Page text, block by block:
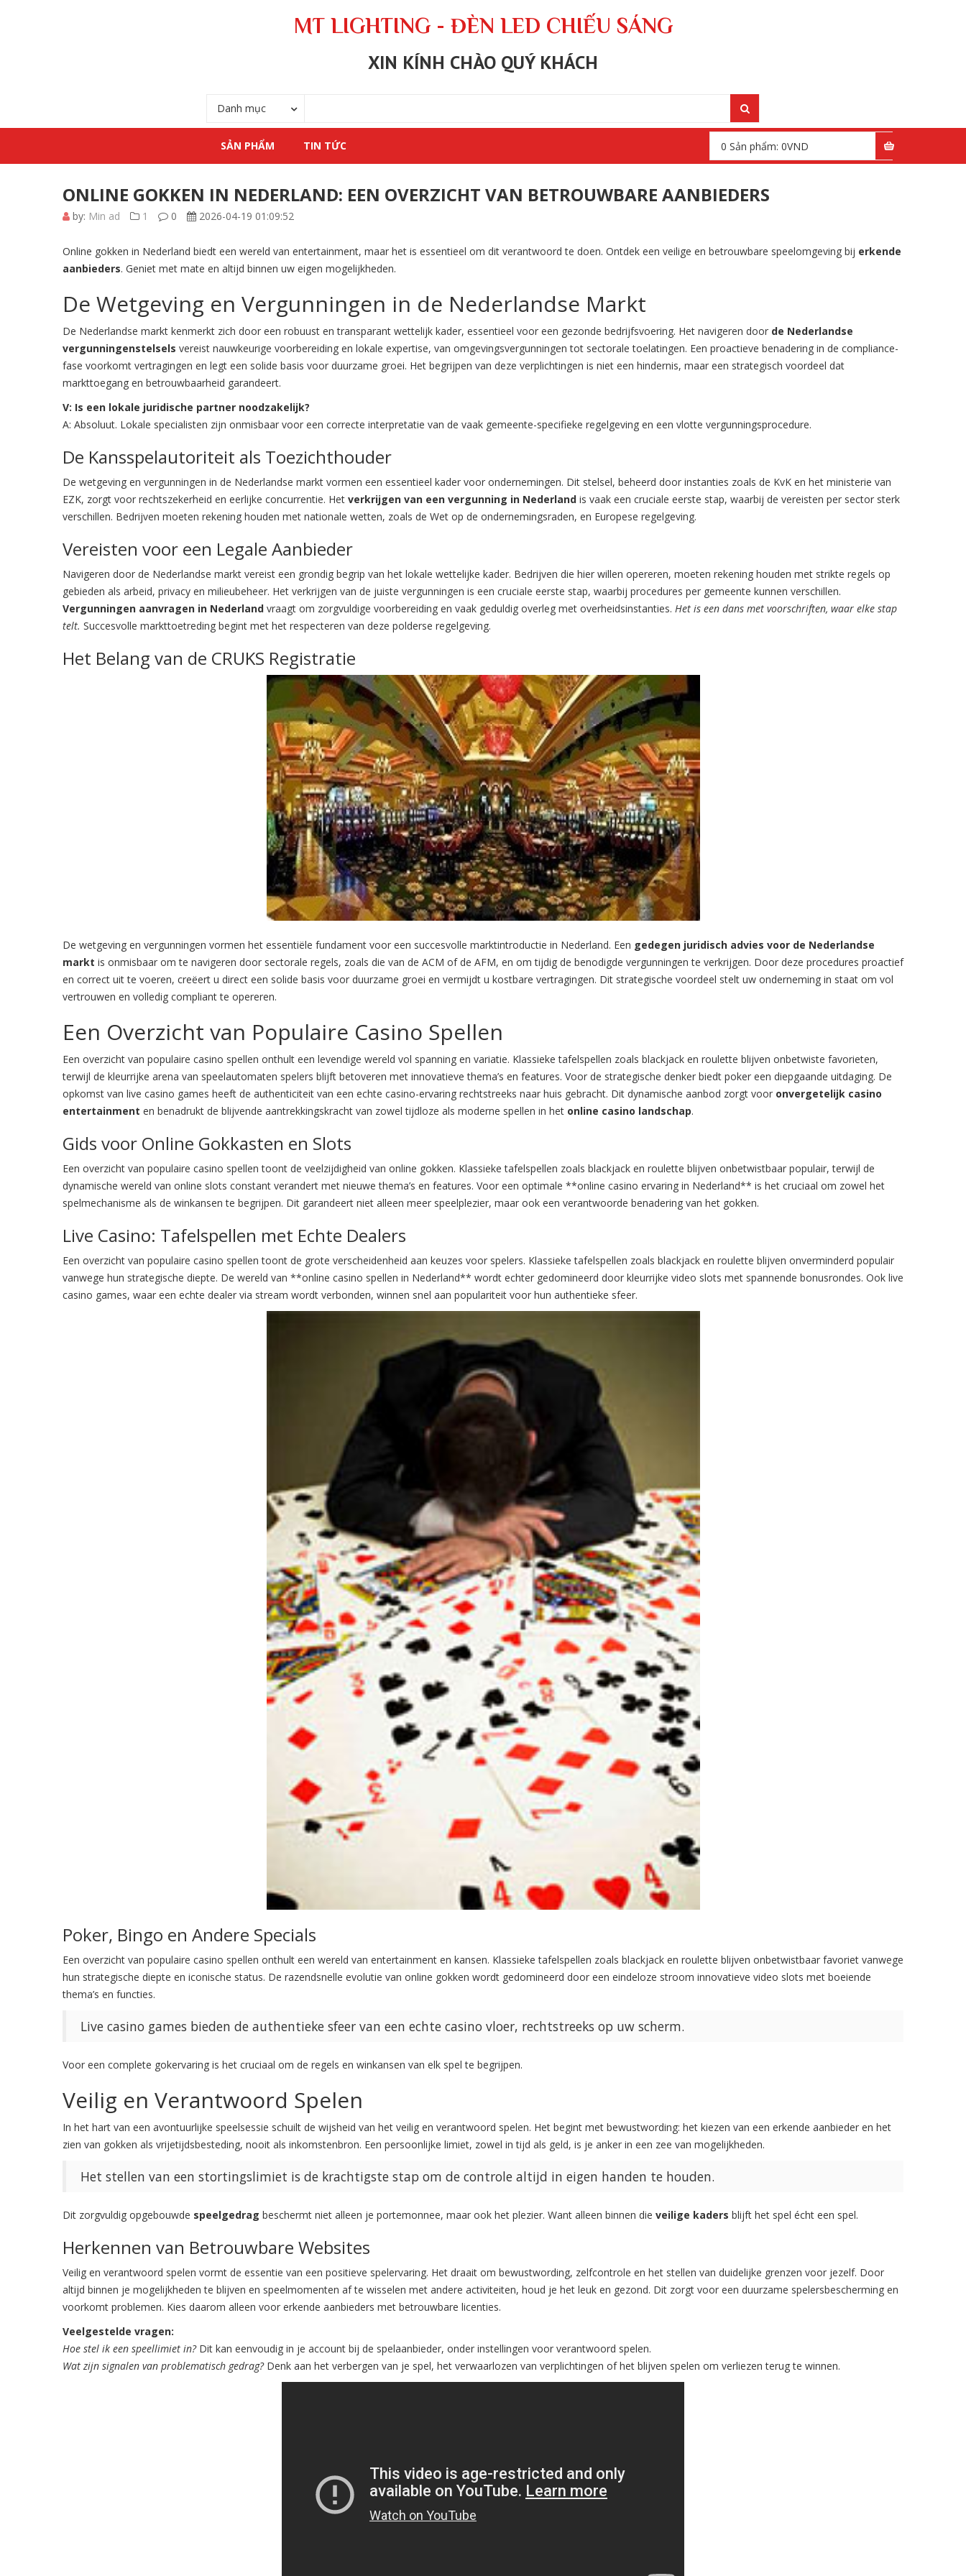
MT LIGHTING - ĐÈN LED CHIẾU SÁNG
XIN KÍNH CHÀO QUÝ KHÁCH
Danh mục
SẢN PHẨM TIN TỨC 0 Sản phẩm: 0VND
ONLINE GOKKEN IN NEDERLAND: EEN OVERZICHT VAN BETROUWBARE AANBIEDERS
by: Min ad 1 0 2026-04-19 01:09:52
Online gokken in Nederland biedt een wereld van entertainment, maar het is essentieel om dit verantwoord te doen. Ontdek een veilige en betrouwbare speelomgeving bij erkende
aanbieders. Geniet met mate en altijd binnen uw eigen mogelijkheden.
De Wetgeving en Vergunningen in de Nederlandse Markt
De Nederlandse markt kenmerkt zich door een robuust en transparant wettelijk kader, essentieel voor een gezonde bedrijfsvoering. Het navigeren door de Nederlandse
vergunningenstelsels vereist nauwkeurige voorbereiding en lokale expertise, van omgevingsvergunningen tot sectorale toelatingen. Een proactieve benadering in de compliance-
fase voorkomt vertragingen en legt een solide basis voor duurzame groei. Het begrijpen van deze verplichtingen is niet een hindernis, maar een strategisch voordeel dat
markttoegang en betrouwbaarheid garandeert.
V: Is een lokale juridische partner noodzakelijk?
A: Absoluut. Lokale specialisten zijn onmisbaar voor een correcte interpretatie van de vaak gemeente-specifieke regelgeving en een vlotte vergunningsprocedure.
De Kansspelautoriteit als Toezichthouder
De wetgeving en vergunningen in de Nederlandse markt vormen een essentieel kader voor ondernemingen. Dit stelsel, beheerd door instanties zoals de KvK en het ministerie van
EZK, zorgt voor rechtszekerheid en eerlijke concurrentie. Het verkrijgen van een vergunning in Nederland is vaak een cruciale eerste stap, waarbij de vereisten per sector sterk
verschillen. Bedrijven moeten rekening houden met nationale wetten, zoals de Wet op de ondernemingsraden, en Europese regelgeving.
Vereisten voor een Legale Aanbieder
Navigeren door de Nederlandse markt vereist een grondig begrip van het lokale wettelijke kader. Bedrijven die hier willen opereren, moeten rekening houden met strikte regels op
gebieden als arbeid, privacy en milieubeheer. Het verkrijgen van de juiste vergunningen is een cruciale eerste stap, waarbij procedures per gemeente kunnen verschillen.
Vergunningen aanvragen in Nederland vraagt om zorgvuldige voorbereiding en vaak geduldig overleg met overheidsinstanties. Het is een dans met voorschriften, waar elke stap
telt. Succesvolle markttoetreding begint met het respecteren van deze polderse regelgeving.
Het Belang van de CRUKS Registratie
De wetgeving en vergunningen vormen het essentiële fundament voor een succesvolle marktintroductie in Nederland. Een gedegen juridisch advies voor de Nederlandse
markt is onmisbaar om te navigeren door sectorale regels, zoals die van de ACM of de AFM, en om tijdig de benodigde vergunningen te verkrijgen. Door deze procedures proactief
en correct uit te voeren, creëert u direct een solide basis voor duurzame groei en vermijdt u kostbare vertragingen. Dit strategische voordeel stelt uw onderneming in staat om vol
vertrouwen en volledig compliant te opereren.
Een Overzicht van Populaire Casino Spellen
Een overzicht van populaire casino spellen onthult een levendige wereld vol spanning en variatie. Klassieke tafelspellen zoals blackjack en roulette blijven onbetwiste favorieten,
terwijl de kleurrijke arena van speelautomaten spelers blijft betoveren met innovatieve thema’s en features. Voor de strategische denker biedt poker een diepgaande uitdaging. De
opkomst van live casino games heeft de authenticiteit van een echte casino-ervaring rechtstreeks naar huis gebracht. Dit dynamische aanbod zorgt voor onvergetelijk casino
entertainment en benadrukt de blijvende aantrekkingskracht van zowel tijdloze als moderne spellen in het online casino landschap.
Gids voor Online Gokkasten en Slots
Een overzicht van populaire casino spellen toont de veelzijdigheid van online gokken. Klassieke tafelspellen zoals blackjack en roulette blijven onbetwistbaar populair, terwijl de
dynamische wereld van online slots constant verandert met nieuwe thema’s en features. Voor een optimale **online casino ervaring in Nederland** is het cruciaal om zowel het
spelmechanisme als de winkansen te begrijpen. Dit garandeert niet alleen meer speelplezier, maar ook een verantwoorde benadering van het gokken.
Live Casino: Tafelspellen met Echte Dealers
Een overzicht van populaire casino spellen toont de grote verscheidenheid aan keuzes voor spelers. Klassieke tafelspellen zoals blackjack en roulette blijven onverminderd populair
vanwege hun strategische diepte. De wereld van **online casino spellen in Nederland** wordt echter gedomineerd door kleurrijke video slots met spannende bonusrondes. Ook live
casino games, waar een echte dealer via stream wordt verbonden, winnen snel aan populariteit voor hun authentieke sfeer.
Poker, Bingo en Andere Specials
Een overzicht van populaire casino spellen onthult een wereld van entertainment en kansen. Klassieke tafelspellen zoals blackjack en roulette blijven onbetwistbaar favoriet vanwege
hun strategische diepte en iconische status. De razendsnelle evolutie van online gokken wordt gedomineerd door een eindeloze stroom innovatieve video slots met boeiende
thema’s en functies.
Live casino games bieden de authentieke sfeer van een echte casino vloer, rechtstreeks op uw scherm.
Voor een complete gokervaring is het cruciaal om de regels en winkansen van elk spel te begrijpen.
Veilig en Verantwoord Spelen
In het hart van een avontuurlijke speelsessie schuilt de wijsheid van het veilig en verantwoord spelen. Het begint met bewustwording: het kiezen van een erkende aanbieder en het
zien van gokken als vrijetijdsbesteding, nooit als inkomstenbron. Een persoonlijke limiet, zowel in tijd als geld, is je anker in een zee van mogelijkheden.
Het stellen van een stortingslimiet is de krachtigste stap om de controle altijd in eigen handen te houden.
Dit zorgvuldig opgebouwde speelgedrag beschermt niet alleen je portemonnee, maar ook het plezier. Want alleen binnen die veilige kaders blijft het spel écht een spel.
Herkennen van Betrouwbare Websites
Veilig en verantwoord spelen vormt de essentie van een positieve spelervaring. Het draait om bewustwording, zelfcontrole en het stellen van duidelijke grenzen voor jezelf. Door
altijd binnen je mogelijkheden te blijven en speelmomenten af te wisselen met andere activiteiten, houd je het leuk en gezond. Dit zorgt voor een duurzame spelersbescherming en
voorkomt problemen. Kies daarom alleen voor erkende aanbieders met betrouwbare licenties.
Veelgestelde vragen:
Hoe stel ik een speellimiet in?Dit kan eenvoudig in je account bij de spelaanbieder, onder instellingen voor verantwoord spelen.
Wat zijn signalen van problematisch gedrag?Denk aan het verbergen van je spel, het verwaarlozen van verplichtingen of het blijven spelen om verliezen terug te winnen.